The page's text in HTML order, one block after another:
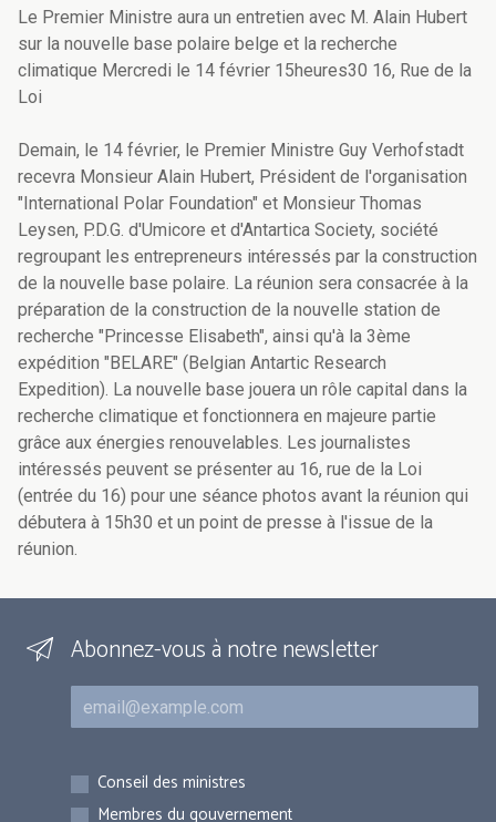
Le Premier Ministre aura un entretien avec M. Alain Hubert
sur la nouvelle base polaire belge et la recherche
climatique Mercredi le 14 février 15heures30 16, Rue de la
Loi
Demain, le 14 février, le Premier Ministre Guy Verhofstadt
recevra Monsieur Alain Hubert, Président de l'organisation
"International Polar Foundation" et Monsieur Thomas
Leysen, P.D.G. d'Umicore et d'Antartica Society, société
regroupant les entrepreneurs intéressés par la construction
de la nouvelle base polaire. La réunion sera consacrée à la
préparation de la construction de la nouvelle station de
recherche "Princesse Elisabeth", ainsi qu'à la 3ème
expédition "BELARE" (Belgian Antartic Research
Expedition). La nouvelle base jouera un rôle capital dans la
recherche climatique et fonctionnera en majeure partie
grâce aux énergies renouvelables. Les journalistes
intéressés peuvent se présenter au 16, rue de la Loi
(entrée du 16) pour une séance photos avant la réunion qui
débutera à 15h30 et un point de presse à l'issue de la
réunion.
Abonnez-vous à notre newsletter
Courriel
Inscriptions
Conseil des ministres
Membres du gouvernement